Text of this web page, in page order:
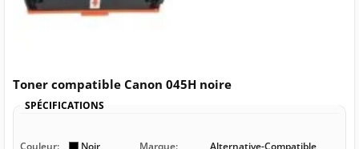
Toner compatible Canon 045H noire
SPÉCIFICATIONS
Couleur: Noir Marque:
Alternative-Compatible